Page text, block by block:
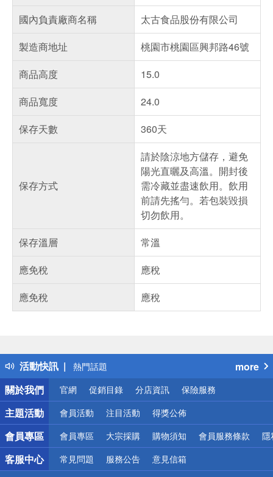
國內負責廠商名稱
太古食品股份有限公司
製造商地址
桃園市桃園區興邦路46號
商品高度
15.0
商品寬度
24.0
保存天數
360天
保存方式
請於陰涼地方儲存，避免
陽光直曬及高溫。開封後
需冷藏並盡速飲用。飲用
前請先搖勻。若包裝毀損
切勿飲用。
保存溫層
常溫
應免稅
應稅
應免稅
應稅
活動快訊
得獎公告
熱門話題
銀行優惠
偏遠地區配送
詐騙網頁！請小心！
more
關於我們
官網 促銷目錄 分店資訊 保險服務
主題活動 會員活動 注目活動 得獎公佈
會員專區 會員專區 大宗採購 購物須知 會員服務條款 隱
客服中心 常見問題 服務公告 意見信箱